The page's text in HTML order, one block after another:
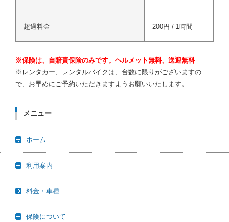
超過料金 200円 / 1時間
※保険は、自賠責保険のみです。ヘルメット無料、送迎無料
※レンタカー、レンタルバイクは、台数に限りがございますの
で、お早めにご予約いただきますようお願いいたします。
メニュー
ホーム
利用案内
料金・車種
保険について